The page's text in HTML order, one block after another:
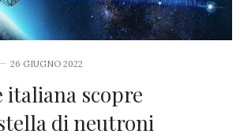
26 GIUGNO 2022
italiana scopre
di neutroni